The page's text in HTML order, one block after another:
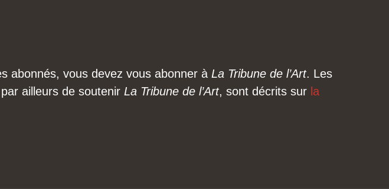
abonnés, vous devez vous abonner à La Tribune de l’Art. Les
ailleurs de soutenir La Tribune de l’Art, sont décrits sur la